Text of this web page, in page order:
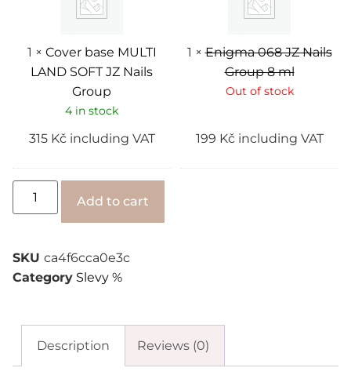
JZ
1 × Cover base MULTI
LAND SOFT JZ Nails
Group
4 in stock
315 Kč including VAT
8
1 ×Enigma 068 JZ Nails
Group 8 ml
Out of stock
199 Kč including VAT
Add to cart
SKU ca4f6cca0e3c
Category Slevy %
Description Reviews (0)